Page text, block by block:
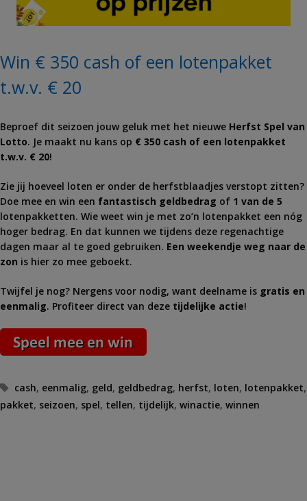
Win € 350 cash of een lotenpakket
t.w.v. € 20
Beproef dit seizoen jouw geluk met het nieuwe Herfst Spel van
Lotto. Je maakt nu kans op € 350 cash of een lotenpakket
t.w.v. € 20!
Zie jij hoeveel loten er onder de herfstblaadjes verstopt zitten?
Doe mee en win een fantastisch geldbedrag of 1 van de 5
lotenpakketten. Wie weet win je met zo’n lotenpakket een nóg
hoger bedrag. En dat kunnen we tijdens deze regenachtige
dagen maar al te goed gebruiken. Een weekendje weg naar de
zon is hier zo mee geboekt.
Twijfel je nog? Nergens voor nodig, want deelname is gratis en
eenmalig. Profiteer direct van deze tijdelijke actie!
Tags
cash, eenmalig, geld, geldbedrag, herfst, loten, lotenpakket,
pakket, seizoen, spel, tellen, tijdelijk, winactie, winnen